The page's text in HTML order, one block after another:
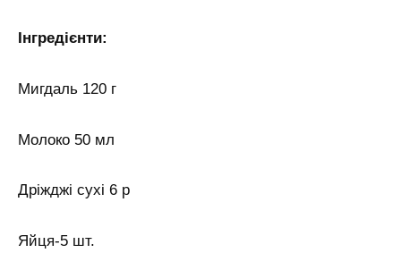
Інгредієнти:
Мигдаль 120 г
Молоко 50 мл
Дріжджі сухі 6 р
Яйця-5 шт.